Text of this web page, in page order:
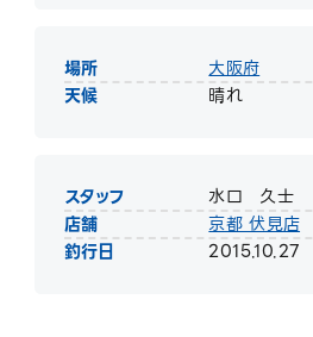
場所
大阪府
天候
晴れ
スタッフ
水口 久士
店舗
京都 伏見店
釣行日
2015.10.27